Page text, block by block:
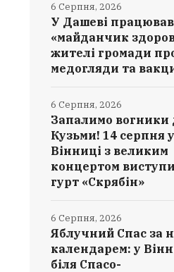
У Дашеві працював
«майданчик
жителі громади
медогляди та
6 Серпня, 2026
Запалимо вогники
Кузьми! 14 серпня у
Вінниці з великим
концертом
гурт «Скрябін»
6 Серпня, 2026
Яблучний Спас за
календарем: у
біля Спасо-
6 Серпня, 2026